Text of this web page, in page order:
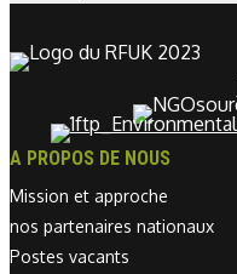
A PROPOS DE NOUS
Mission et approche
nos partenaires nationaux
Postes vacants